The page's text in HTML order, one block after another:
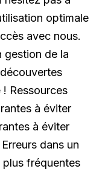
optimale
avec nous.
gestion de la
Ressources
à éviter
à éviter
dans un
plus fréquentes